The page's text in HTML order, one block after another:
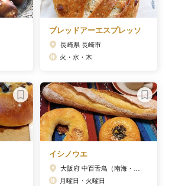
ブレッドアーエスプレッソ
長崎県 長崎市
火・水・木
イシノウエ
月曜日・火曜日